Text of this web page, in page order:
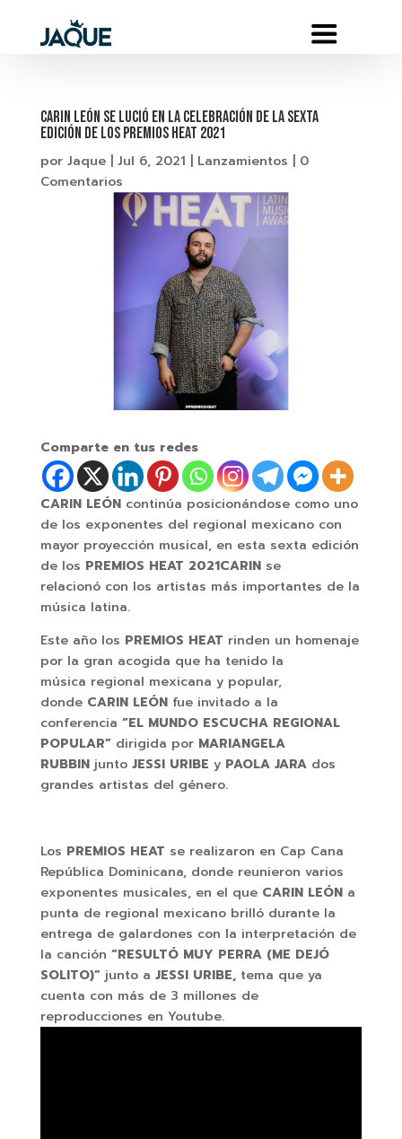
CARIN LEÓN SE LUCIÓ EN LA CELEBRACIÓN DE LA SEXTA
EDICIÓN DE LOS PREMIOS HEAT 2021
por Jaque| Jul 6, 2021 Lanzamientos
0
Comentarios
Comparte en tus redes
CARIN LEÓNcontinúa posicionándose como uno
de los exponentes del regional mexicano con
mayor proyección musical, en esta sexta edición
de los PREMIOS HEAT 2021CARINse
relacionó con los artistas más importantes de la
música latina.
Este año los PREMIOS HEAT rinden un homenaje
por la gran acogida que ha tenido la
música regional mexicana y popular,
donde CARIN LEÓNfue invitado a la
conferencia “EL MUNDO ESCUCHA REGIONAL
POPULAR” dirigida por MARIANGELA
RUBBINjunto JESSI URIBE y PAOLA JARAdos
grandes artistas del género.
Los PREMIOS HEAT se realizaron en Cap Cana
República Dominicana, donde reunieron varios
exponentes musicales, en el que CARIN LEÓNa
punta de regional mexicano brilló durante la
entrega de galardones con la interpretación de
la canción “RESULTÓ MUY PERRA (ME DEJÓ
SOLITO)”junto a JESSI URIBE, tema que ya
cuenta con más de 3 millones de
reproducciones en Youtube.